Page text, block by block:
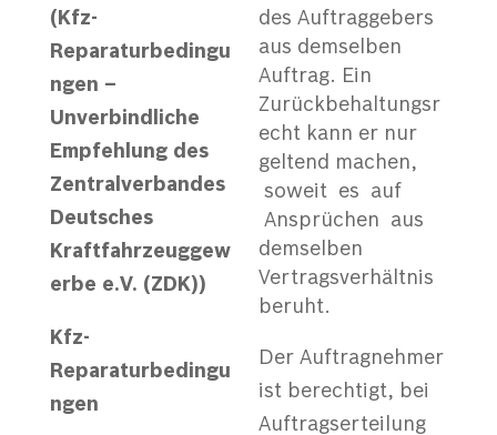
( Kfz-
Reparaturbedingu
ngen –
Unverbindliche
Empfehlung des
Zentralverbandes
Deutsches
Kraftfahrzeuggew
erbe e.V. (ZDK))
Kfz-
Reparaturbedingu
ngen
des Auftraggebers
aus demselben
Auftrag. Ein
Zurückbehaltungsr
echt kann er nur
geltend machen,
soweit es auf
Ansprüchen aus
demselben
Vertragsverhältnis
beruht.
Der Auftragnehmer
ist berechtigt, bei
Auftragserteilung